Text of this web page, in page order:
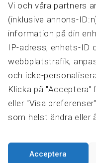
Vi och våra partners
(inklusive annons-
information på din
IP-adress, enhets-ID
webbplatstrafik,
och icke-
Klicka på
eller "Visa
som helst ändra eller
Acceptera
hantering och